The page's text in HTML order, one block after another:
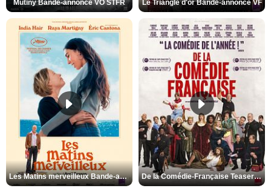
Mutiny Bande-annonce VO STFR Le Triangle d'or Bande-annonce VF
Les Matins merveilleux Bande-annonce VF De la Comédie-Française Teaser VF